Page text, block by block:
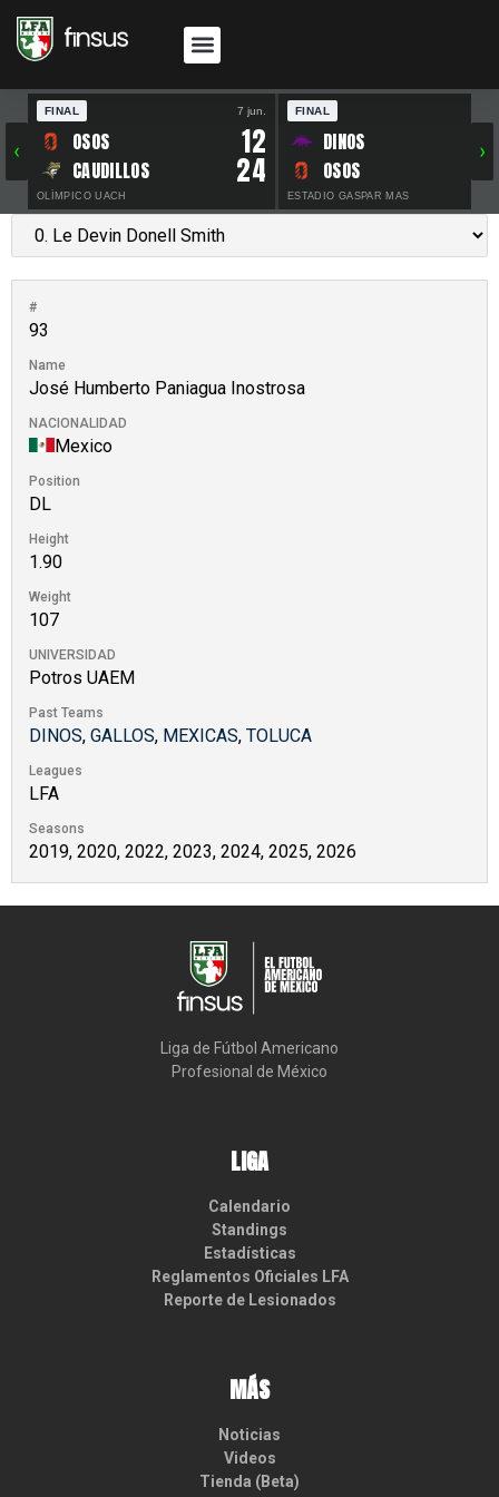
‹
FINAL 7 jun.
OSOS 12
CAUDILLOS 24
OLÍMPICO UACH
FINAL
DINOS
OSOS
ESTADIO GASPAR MAS
›
#
93
Name
José Humberto Paniagua Inostrosa
NACIONALIDAD
Mexico
Position
DL
Height
1.90
Weight
107
UNIVERSIDAD
Potros UAEM
Past Teams
DINOS, GALLOS, MEXICAS, TOLUCA
Leagues
LFA
Seasons
2019, 2020, 2022, 2023, 2024, 2025, 2026
Liga de Fútbol Americano
Profesional de México
LIGA
Calendario
Standings
Estadísticas
Reglamentos Oficiales LFA
Reporte de Lesionados
MÁS
Noticias
Videos
Tienda (Beta)